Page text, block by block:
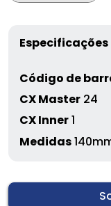
Código de
CX Master 24
CX Inner1
Medidas